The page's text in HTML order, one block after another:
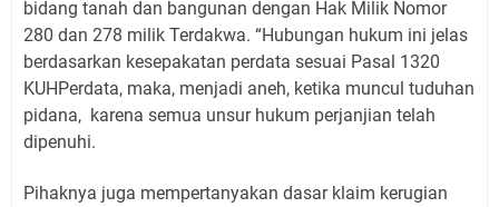
bidang tanah dan bangunan dengan Hak Milik Nomor
280 dan 278 milik Terdakwa. “Hubungan hukum ini jelas
berdasarkan kesepakatan perdata sesuai Pasal 1320
KUHPerdata, maka, menjadi aneh, ketika muncul tuduhan
pidana, karena semua unsur hukum perjanjian telah
dipenuhi.
Pihaknya juga mempertanyakan dasar klaim kerugian